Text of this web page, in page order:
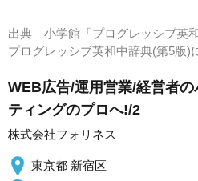
出典 小学館「プログレッシブ英
プログレッシブ英和中辞典(第5
WEB広告/運用営業/経営者
ティングのプロへ!/2
株式会社フォリネス
東京都 新宿区